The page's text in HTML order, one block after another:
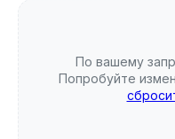
По вашему
Попробуйте